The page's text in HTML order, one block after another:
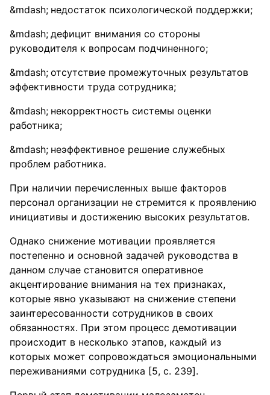
недостаток психологической поддержки;
дефицит внимания со стороны
руководителя к вопросам подчиненного;
отсутствие промежуточных результатов
эффективности труда сотрудника;
некорректность системы оценки
работника;
неэффективное решение служебных
проблем работника.
При наличии перечисленных выше факторов
персонал организации не стремится к проявлению
инициативы и достижению высоких результатов.
Однако снижение мотивации проявляется
постепенно и основной задачей руководства в
данном случае становится оперативное
акцентирование внимания на тех признаках,
которые явно указывают на снижение степени
заинтересованности сотрудников в своих
обязанностях. При этом процесс демотивации
происходит в несколько этапов, каждый из
которых может сопровождаться эмоциональными
переживаниями сотрудника [5, c. 239].